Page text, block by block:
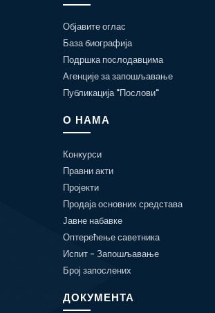
Објавите оглас
База биографија
Подршка послодавцима
Агенције за запошљавање
Публикација "Послови"
О НАМА
Конкурси
Правни акти
Пројекти
Продаја основних средстава
Јавне набавке
Оптерећење саветника
Испит - Запошљавање
Број запослених
ДОКУМЕНТА